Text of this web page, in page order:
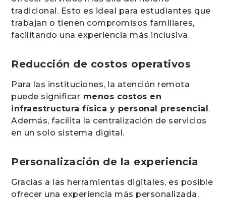
tradicional. Esto es ideal para estudiantes que
trabajan o tienen compromisos familiares,
facilitando una experiencia más inclusiva.
Reducción de costos operativos
Para las instituciones, la atención remota
puede significar menos costos en
infraestructura física y personal presencial.
Además, facilita la centralización de servicios
en un solo sistema digital.
Personalización de la experiencia
Gracias a las herramientas digitales, es posible
ofrecer una experiencia más personalizada.